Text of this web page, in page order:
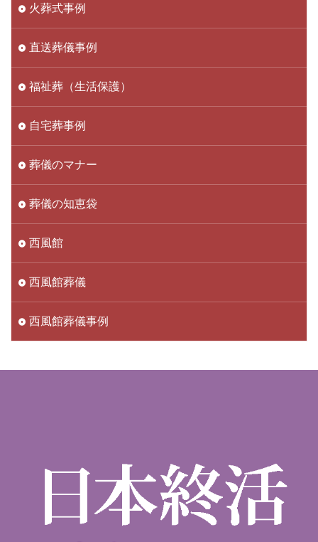
火葬式事例
直送葬儀事例
福祉葬（生活保護）
自宅葬事例
葬儀のマナー
葬儀の知恵袋
西風館
西風館葬儀
西風館葬儀事例